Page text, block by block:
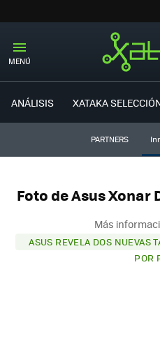
MENÚ
ANÁLISIS XATAKA
PARTNERS
Foto de Asus Xonar
Más
ASUS REVELA DOS NUEVAS
POR